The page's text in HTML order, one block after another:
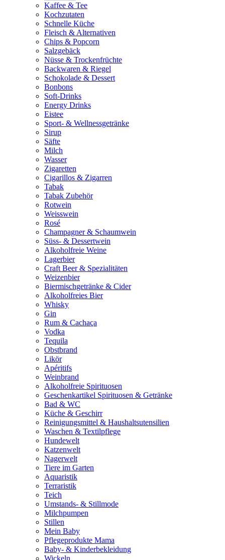
Kaffee & Tee
Kochzutaten
Schnelle Küche
Fleisch & Alternativen
Chips & Popcorn
Salzgebäck
Nüsse & Trockenfrüchte
Backwaren & Riegel
Schokolade & Dessert
Bonbons
Soft-Drinks
Energy Drinks
Eistee
Sport- & Wellnessgetränke
Sirup
Säfte
Milch
Wasser
Zigaretten
Cigarillos & Zigarren
Tabak
Tabak Zubehör
Rotwein
Weisswein
Rosé
Champagner & Schaumwein
Süss- & Dessertwein
Alkoholfreie Weine
Lagerbier
Craft Beer & Spezialitäten
Weizenbier
Biermischgetränke & Cider
Alkoholfreies Bier
Whisky
Gin
Rum & Cachaça
Vodka
Tequila
Obstbrand
Likör
Apéritifs
Weinbrand
Alkoholfreie Spirituosen
Geschenkartikel Spirituosen & Getränke
Bad & WC
Küche & Geschirr
Reinigungsmittel & Haushaltsutensilien
Waschen & Textilpflege
Hundewelt
Katzenwelt
Nagerwelt
Tiere im Garten
Aquaristik
Terraristik
Teich
Umstands- & Stillmode
Milchpumpen
Stillen
Mein Baby
Pflegeprodukte Mama
Baby- & Kinderbekleidung
Wickeln